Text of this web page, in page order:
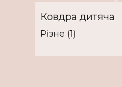
Ковдра дитяча
Різне (1)